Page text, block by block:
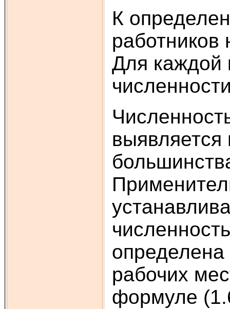
К
работников
Для каждой
выявляется
определена
рабочих
формуле